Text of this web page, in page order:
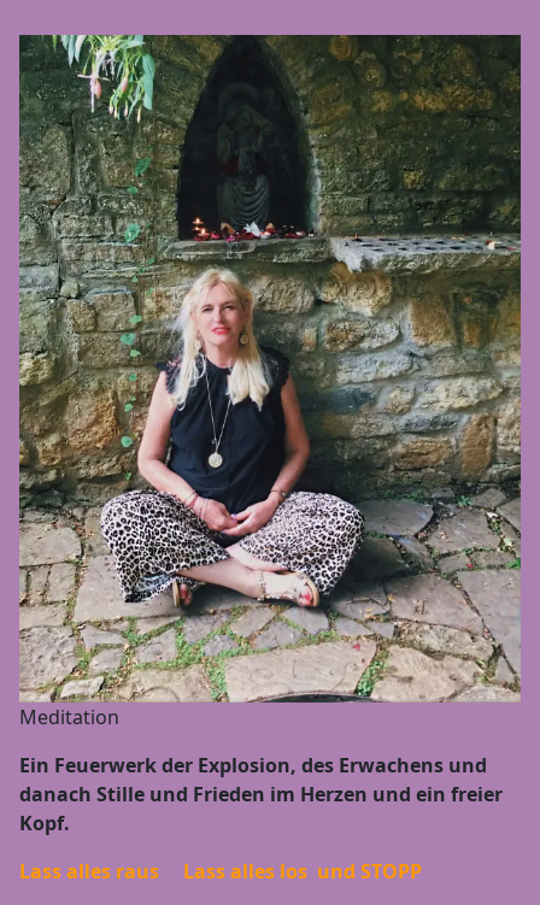
Meditation
Ein Feuerwerk der Explosion, des Erwachens und
danach Stille und Frieden im Herzen und ein freier
Kopf.
Lass alles raus Lass alles los und STOPP